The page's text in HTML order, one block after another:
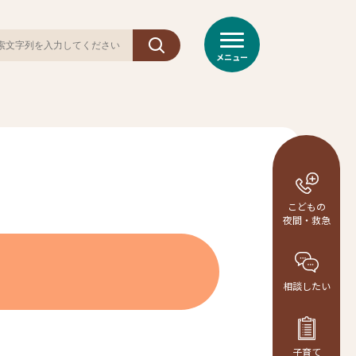
メニュー
こどもの
夜間・救急
相談したい
子育て